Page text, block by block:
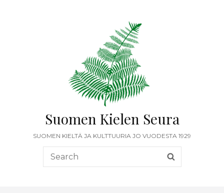
Suomen Kielen Seura
SUOMEN KIELTÄ JA KULTTUURIA JO VUODESTA 1929
Search
for: